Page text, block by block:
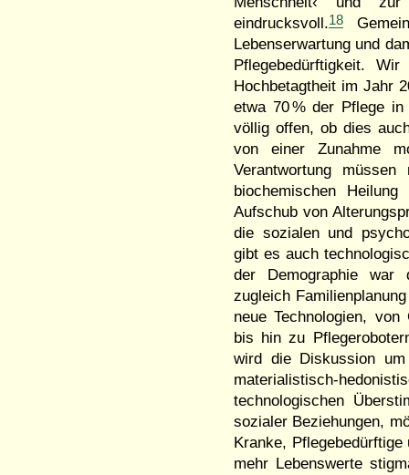
eindrucksvoll.18
Lebenserwartung und
Pflegebedürftigkeit.
Hochbetagtheit im Jahr
etwa 70 % der Pflege
völlig offen, ob dies
von einer Zunahme
Verantwortung
biochemischen
Aufschub von
die sozialen und
gibt es auch
der Demographie war
zugleich
neue Technologien,
bis hin zu
wird die Diskussion
materialistisch-
technologischen
sozialer Beziehungen,
Kranke,
mehr Lebenswerte